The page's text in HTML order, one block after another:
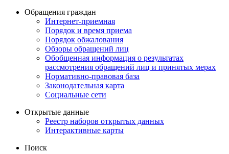
Обращения граждан
Интернет-приемная
Порядок и время приема
Порядок обжалования
Обзоры обращений лиц
Обобщенная информация о результатах
рассмотрения обращений лиц и принятых мерах
Нормативно-правовая база
Законодательная карта
Социальные сети
Открытые данные
Реестр наборов открытых данных
Интерактивные карты
Поиск